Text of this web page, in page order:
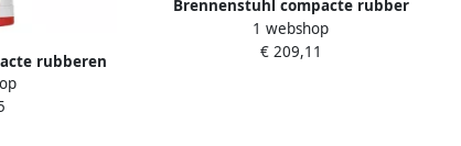
rubberen
E 16 2 IP44 1m
+ 3x230V
Brennenstuhl compacte rubber
stroomverdeler met gecertificeerde
automatische stroomonderbreker
1 webshop
€ 209,11